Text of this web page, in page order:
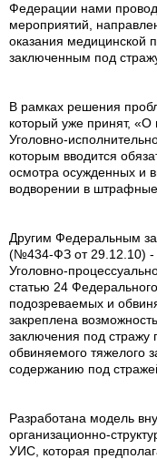
Федерации нами
мероприятий,
оказания медицинской
заключенным под
В рамках решения
который уже принят, «О
Уголовно-
которым вводится
осмотра осужденных и
водворении в
Другим Федеральным
(№434-ФЗ от 29.12.10) -
Уголовно-
статью 24
подозреваемых и
закреплена
заключения под стражу
обвиняемого тяжелого
содержанию под
Разработана модель
организационно-
УИС, которая